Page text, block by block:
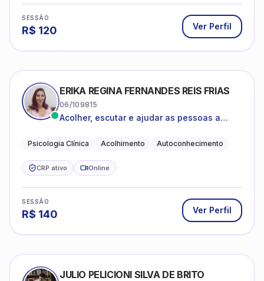
SESSÃO
R$ 120 Ver Perfil
ERIKA REGINA FERNANDES REIS FRIAS
06/109815
Acolher, escutar e ajudar as pessoas a
Psicologia Clínica Acolhimento Autoconhecimento
CRP ativo Online
SESSÃO
R$ 140 Ver Perfil
JULIO PELICIONI SILVA DE BRITO